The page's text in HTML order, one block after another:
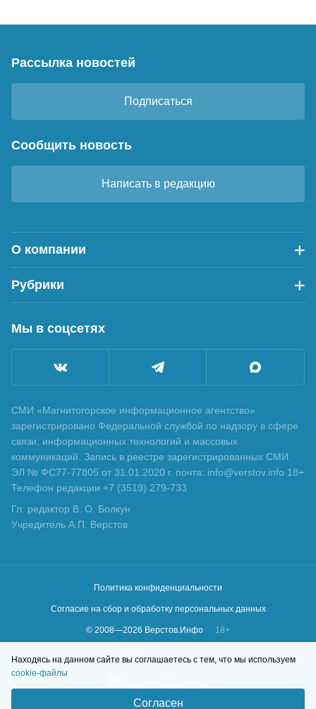
Рассылка новостей
Подписаться
Сообщить новость
Написать в редакцию
О компании
Рубрики
Мы в соцсетях
СМИ «Магнитогорское информационное агентство»
зарегистрировано Федеральной службой по надзору в сфере
связи, информационных технологий и массовых
коммуникаций. Запись в реестре зарегистрированных СМИ:
ЭЛ № ФС77-77805 от 31.01.2020 г. почта: info@verstov.info 18+
Телефон редакции +7 (3519) 279-733
Гл. редактор В. О. Болкун
Учредитель А.П. Верстов
Политика конфиденциальности
Согласие на сбор и обработку персональных данных
© 2008—2026 Верстов.Инфо
18+
Находясь на данном сайте вы соглашаетесь с тем, что мы используем
cookie-файлы
Согласен